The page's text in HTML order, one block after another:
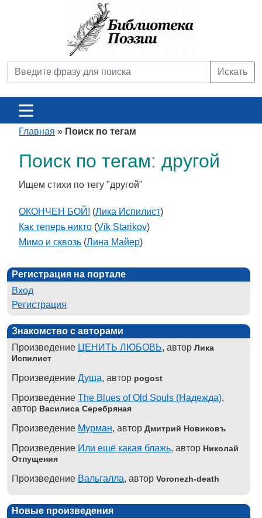
Искать
Главная » Поиск по тегам
Поиск по тегам: другой
Ищем стихи по тегу "другой"
ОКОНЧЕН БОЙ! (Лика Испилист)
Как теперь никто (Vik Starikov)
Мимо и сквозь (Лина Майер)
Регистрация на портале
Вход
Регистрация
Знакомство с авторами
Произведение ЦЕНИТЬ ЛЮБОВЬ, автор Лика
Испилист
Произведение Душа, автор pogost
Произведение The Blues of Old Souls (Надежда),
автор Василиса Серебряная
Произведение Мурман, автор Дмитрий Новиковъ
Произведение Или ещё какая блажь, автор Николай
Отпущения
Произведение Вальгалла, автор Voronezh-death
Новые произведения